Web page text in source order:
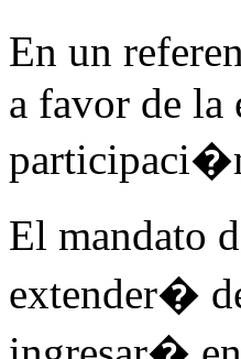
En un
a favor de la
El mandato
extender�